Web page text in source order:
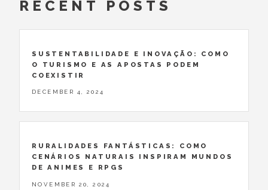
RECENT POSTS
SUSTENTABILIDADE E INOVAÇÃO: COMO
O TURISMO E AS APOSTAS PODEM
COEXISTIR
DECEMBER 4, 2024
RURALIDADES FANTÁSTICAS: COMO
CENÁRIOS NATURAIS INSPIRAM MUNDOS
DE ANIMES E RPGS
NOVEMBER 20, 2024